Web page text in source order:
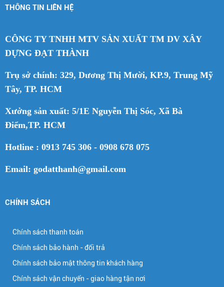
THÔNG TIN LIÊN HỆ
CÔNG TY TNHH MTV SẢN XUẤT TM DV XÂY
DỰNG ĐẠT THÀNH
Trụ sở chính: 329, Dương Thị Mười, KP.9, Trung Mỹ
Tây, TP. HCM
Xưởng sản xuất: 5/1E Nguyễn Thị Sóc, Xã Bà
Điểm,TP. HCM
Hotline : 0913 745 306 - 0908 678 075
Email: godatthanh@gmail.com
CHÍNH SÁCH
Chính sách thanh toán
Chính sách bảo hành - đổi trả
Chính sách bảo mật thông tin khách hàng
Chính sách vận chuyển - giao hàng tận nơi